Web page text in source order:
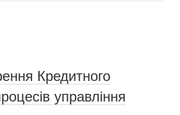
Кредитного
управління